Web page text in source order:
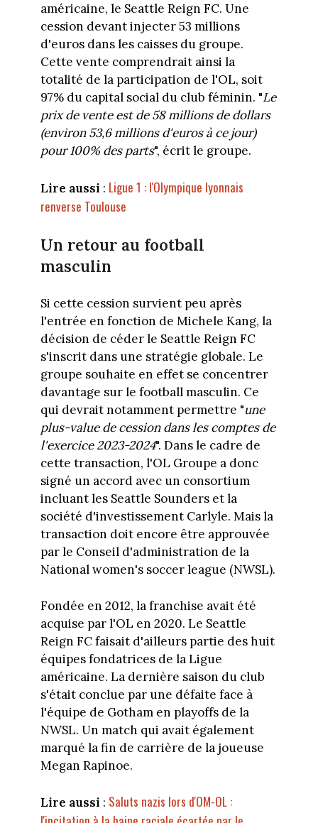
américaine, le Seattle Reign FC. Une
cession devant injecter 53 millions
d'euros dans les caisses du groupe.
Cette vente comprendrait ainsi la
totalité de la participation de l'OL, soit
97% du capital social du club féminin. "Le
prix de vente est de 58 millions de dollars
(environ 53,6 millions d'euros à ce jour)
pour 100% des parts", écrit le groupe.
Lire aussi : Ligue 1 : l'Olympique lyonnais
renverse Toulouse
Un retour au football
masculin
Si cette cession survient peu après
l'entrée en fonction de Michele Kang, la
décision de céder le Seattle Reign FC
s'inscrit dans une stratégie globale. Le
groupe souhaite en effet se concentrer
davantage sur le football masculin. Ce
qui devrait notamment permettre "une
plus-value de cession dans les comptes de
l'exercice 2023-2024". Dans le cadre de
cette transaction, l'OL Groupe a donc
signé un accord avec un consortium
incluant les Seattle Sounders et la
société d'investissement Carlyle. Mais la
transaction doit encore être approuvée
par le Conseil d'administration de la
National women's soccer league (NWSL).
Fondée en 2012, la franchise avait été
acquise par l'OL en 2020. Le Seattle
Reign FC faisait d'ailleurs partie des huit
équipes fondatrices de la Ligue
américaine. La dernière saison du club
s'était conclue par une défaite face à
l'équipe de Gotham en playoffs de la
NWSL. Un match qui avait également
marqué la fin de carrière de la joueuse
Megan Rapinoe.
Lire aussi : Saluts nazis lors d'OM-OL :